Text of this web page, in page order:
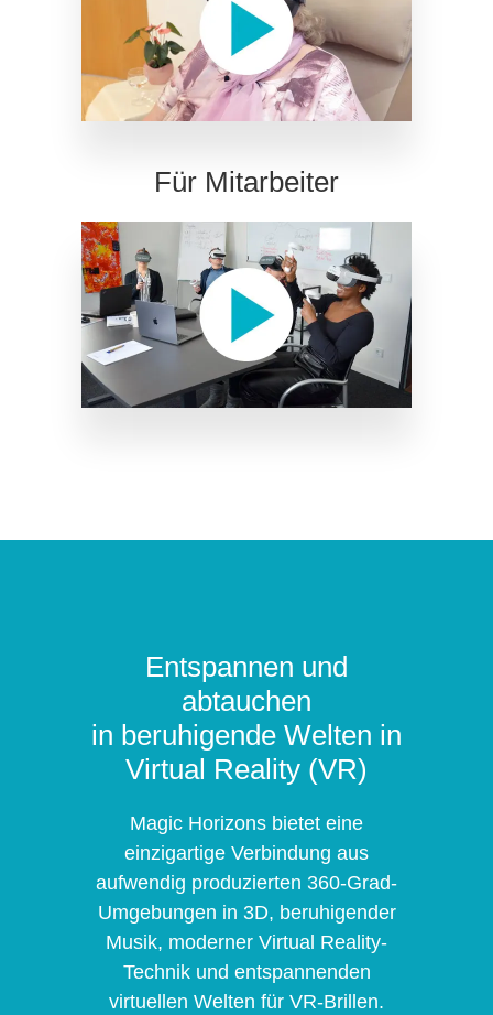
Für Mitarbeiter
Entspannen und
abtauchen
in beruhigende Welten in
Virtual Reality (VR)
Magic Horizons bietet eine
einzigartige Verbindung aus
aufwendig produzierten 360-Grad-
Umgebungen in 3D, beruhigender
Musik, moderner Virtual Reality-
Technik und entspannenden
virtuellen Welten für VR-Brillen.